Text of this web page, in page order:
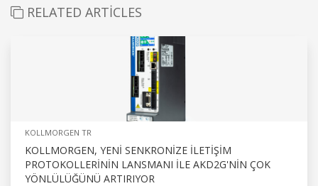
RELATED ARTICLES
KOLLMORGEN TR
KOLLMORGEN, YENI SENKRONIZE ILETIŞIM
PROTOKOLLERININ LANSMANI ILE AKD2G'NIN ÇOK
YÖNLÜLÜĞÜNÜ ARTIRIYOR